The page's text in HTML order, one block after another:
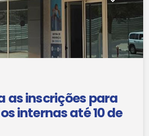
as inscrições para
internas até 10 de